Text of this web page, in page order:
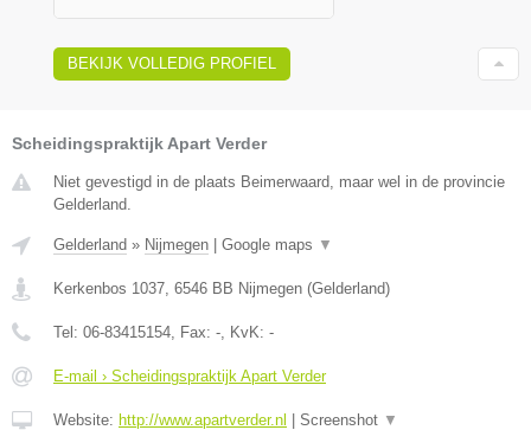
BEKIJK VOLLEDIG PROFIEL
Scheidingspraktijk Apart Verder
Niet gevestigd in de plaats Beimerwaard, maar wel in de provincie
Gelderland.
Gelderland » Nijmegen | Google maps ▼
Kerkenbos 1037 6546 BB Nijmegen (Gelderland)
Tel: 06-83415154 , Fax: - , KvK: -
E-mail › Scheidingspraktijk Apart Verder
Website: http://www.apartverder.nl | Screenshot ▼